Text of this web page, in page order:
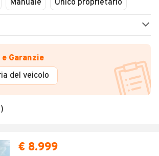
Manuale Unico proprietario
Garanzie
del veicolo
€ 8.999